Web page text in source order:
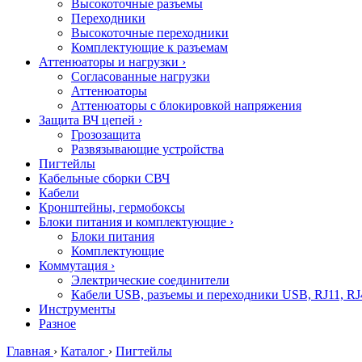
Высокоточные разъемы
Переходники
Высокоточные переходники
Комплектующие к разъемам
Аттенюаторы и нагрузки ›
Согласованные нагрузки
Аттенюаторы
Аттенюаторы с блокировкой напряжения
Защита ВЧ цепей ›
Грозозащита
Развязывающие устройства
Пигтейлы
Кабельные сборки СВЧ
Кабели
Кронштейны, гермобоксы
Блоки питания и комплектующие ›
Блоки питания
Комплектующие
Коммутация ›
Электрические соединители
Кабели USB, разъемы и переходники USB, RJ11,
Инструменты
Разное
Главная › Каталог › Пигтейлы